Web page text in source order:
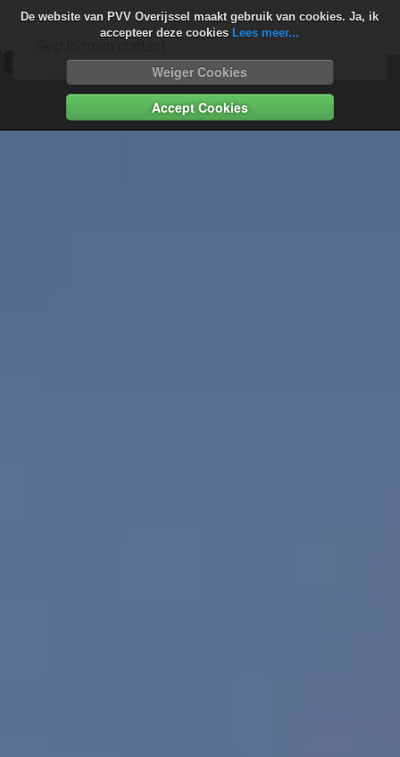
De website van PVV Overijssel maakt gebruik van cookies. Ja, ik
accepteer deze cookies Lees meer...
Weiger Cookies
Accept Cookies
Skip to main content